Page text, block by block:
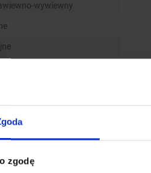
zgodę
wywiewny